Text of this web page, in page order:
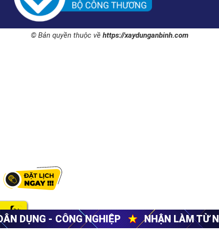
© Bản quyền thuộc về https://xaydunganbinh.com
NGHIỆP ★ NHẬN LÀM TỪ NHỮNG VIỆC